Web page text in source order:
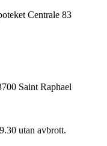
Centrale 83
Saint Raphael
utan avbrott.